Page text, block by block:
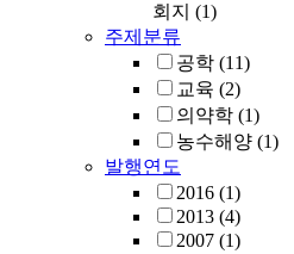
회지 (1)
주제분류
공학 (11)
교육 (2)
의약학 (1)
농수해양 (1)
발행연도
2016 (1)
2013 (4)
2007 (1)